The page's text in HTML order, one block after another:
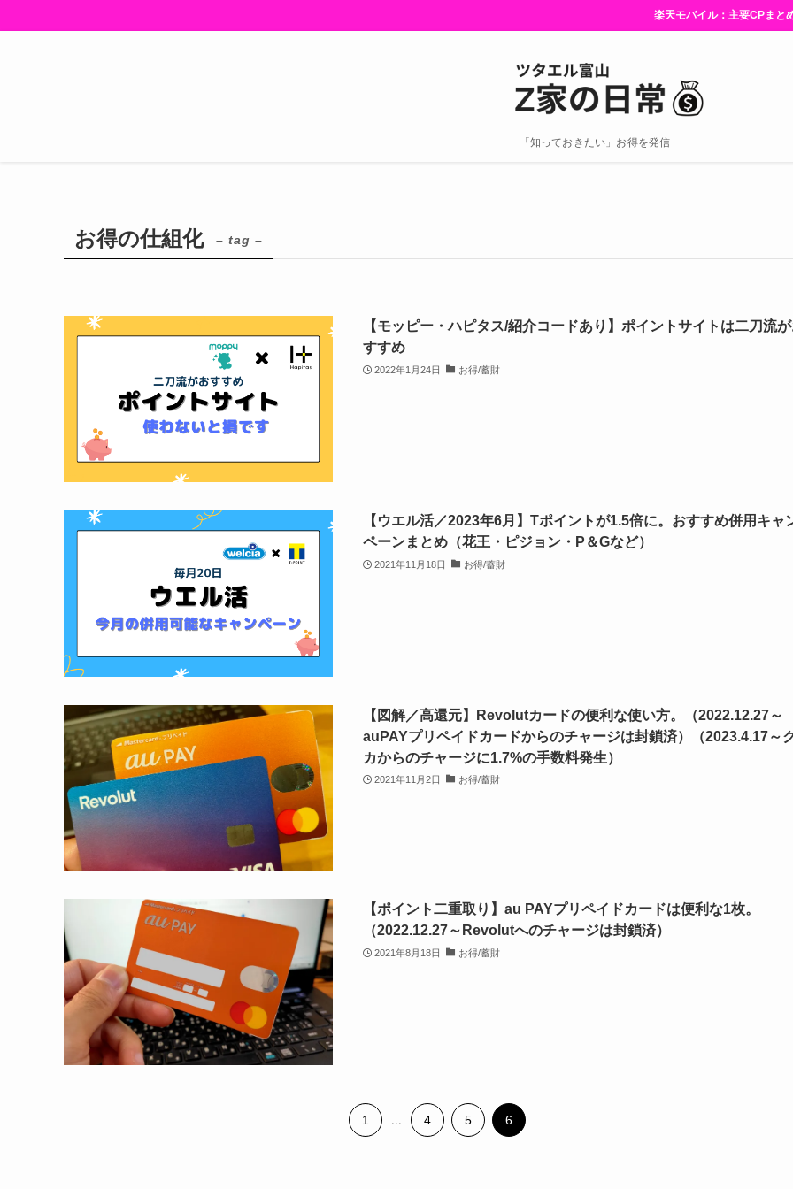
楽天モバイル：主要CPまとめ【該
「知っておきたい」お得を発信
お得の仕組化 – tag –
【モッピー・ハピタス/紹介コードあり】ポイントサイトは二刀流
すすめ
2022年1月24日 お得/蓄財
【ウエル活／2023年6月】Tポイントが1.5倍に。おすすめ併用キャ
ペーンまとめ（花王・ピジョン・P＆Gなど）
2021年11月18日 お得/蓄財
【図解／高還元】Revolutカードの便利な使い方。（2022.12.27～
auPAYプリペイドカードからのチャージは封鎖済）（2023.4.17～
カからのチャージに1.7%の手数料発生）
2021年11月2日 お得/蓄財
【ポイント二重取り】au PAYプリペイドカードは便利な1枚。
（2022.12.27～Revolutへのチャージは封鎖済）
2021年8月18日 お得/蓄財
1 ... 4 5 6